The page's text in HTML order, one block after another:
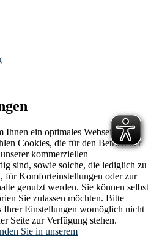
Ihnen ein optimales Webseiten-
Cookies, die für den Betrieb der
kommerziellen
sind, sowie solche, die lediglich zu
für Komforteinstellungen oder zur
genutzt werden. Sie können selbst
Sie zulassen möchten. Bitte
Ihrer Einstellungen womöglich nicht
Seite zur Verfügung stehen.
Sie in unserem